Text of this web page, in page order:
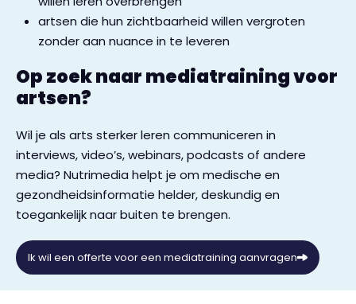
artsen die hun zichtbaarheid willen vergroten
zonder aan nuance in te leveren
Op zoek naar mediatraining voor
artsen?
Wil je als arts sterker leren communiceren in
interviews, video’s, webinars, podcasts of andere
media? Nutrimedia helpt je om medische en
gezondheidsinformatie helder, deskundig en
toegankelijk naar buiten te brengen.
Ik wil een offerte voor een mediatraining aanvragen